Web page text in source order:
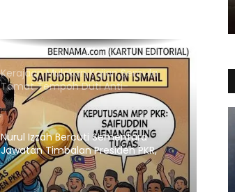
Kerajaan Mulakan Kajian Semula
Tamat Tempoh Duti Anti-
Lambakan Import Gegelung Keluli
China, Vietnam
Nurul Izzah Bercuti Sementara
Jawatan Timbalan Presiden PKR,
Saifuddin Pemangku Tugas